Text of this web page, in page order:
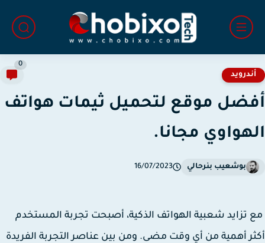
موقع لتحميل ثيمات هواتف
مجانا.
بوشعيب بنرحالي 16/07/2023
تزايد شعبية الهواتف الذكية، أصبحت تجربة المستخدم
أهمية من أي وقت مضى. ومن بين عناصر التجربة الفريدة